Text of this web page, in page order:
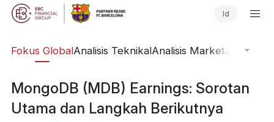
Id
Fokus GlobalAnalisis TeknikalAnalisis MarketJurnal
MongoDB (MDB) Earnings: Sorotan
Utama dan Langkah Berikutnya